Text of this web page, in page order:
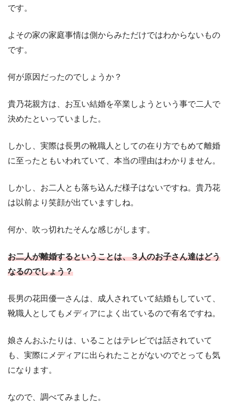
です。
よその家の家庭事情は側からみただけではわからないもの
です。
何が原因だったのでしょうか？
貴乃花親方は、お互い結婚を卒業しようという事で二人で
決めたといっていました。
しかし、実際は長男の靴職人としての在り方でもめて離婚
に至ったともいわれていて、本当の理由はわかりません。
しかし、お二人とも落ち込んだ様子はないですね。貴乃花
は以前より笑顔が出ていますしね。
何か、吹っ切れたそんな感じがします。
お二人が離婚するということは、３人のお子さん達はどう
なるのでしょう？
長男の花田優一さんは、成人されていて結婚もしていて、
靴職人としてもメディアによく出ているので有名ですね。
娘さんおふたりは、いることはテレビでは話されていて
も、実際にメディアに出られたことがないのでとっても気
になります。
なので、調べてみました。